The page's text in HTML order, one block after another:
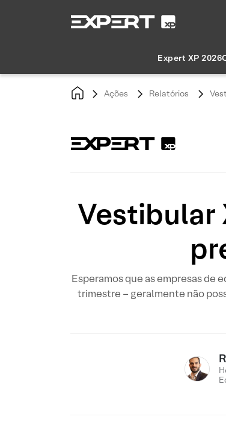
Expert XP 2026
Ações Relatórios
Vestibular
Esperamos que as empresas de
trimestre – geralmente não